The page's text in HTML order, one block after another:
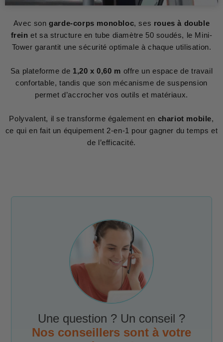
Avec songarde-corps monobloc, ses roues à double
frein et sa structure en tube diamètre 50 soudés, le Mini-
Tower garantit une sécurité optimale à chaque utilisation.
Sa plateforme de 1,20 x 0,60 m offre un espace de travail
confortable, tandis que son mécanisme de suspension
permet d’accrocher vos outils et matériaux.
Polyvalent, il se transforme également en chariot mobile,
ce qui en fait un équipement 2-en-1 pour gagner du temps et
de l’efficacité.
Une question ? Un conseil ?
Nos conseillers sont à votre